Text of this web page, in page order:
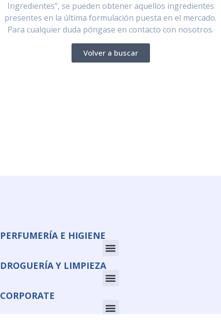
Ingredientes”, se pueden obtener aquellos ingredientes
presentes en la última formulación puesta en el mercado.
Para cualquier duda póngase en contacto con nosotros.
Volver a buscar
PERFUMERÍA E HIGIENE
DROGUERÍA Y LIMPIEZA
CORPORATE